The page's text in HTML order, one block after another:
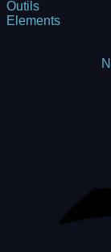
Outils
Elements